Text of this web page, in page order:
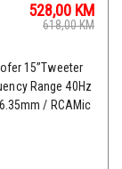
528,00 KM
618,00KM
15”Tweeter
Range 40Hz
/ RCAMic